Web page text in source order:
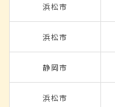
浜松市
浜松市
静岡市
浜松市